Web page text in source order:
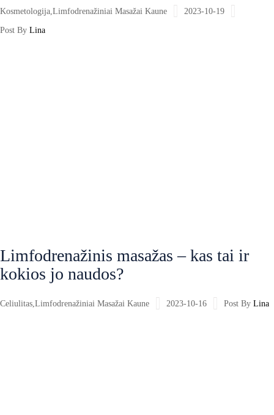
2023-10-19
Kosmetologija Limfodrenažiniai Masažai Kaune
Post By Lina
2023-10-16
Celiulitas Limfodrenažiniai Masažai Kaune Post By Lina
Limfodrenažinis masažas – kas tai ir
kokios jo naudos?